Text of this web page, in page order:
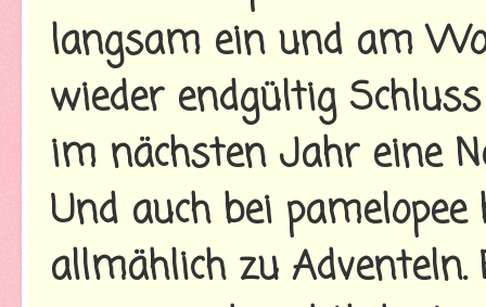
langsam ein und am
wieder endgültig
im nächsten Jahr eine
Und auch bei
allmählich zu